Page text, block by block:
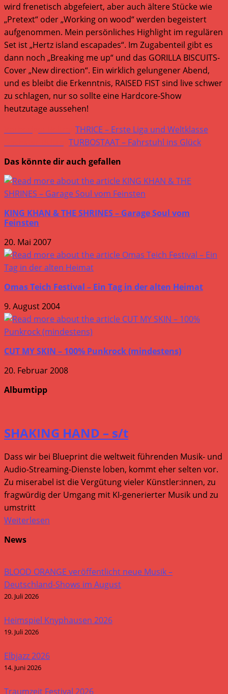
wird frenetisch abgefeiert, aber auch ältere Stücke wie
„Pretext“ oder „Working on wood“ werden begeistert
aufgenommen. Mein persönliches Highlight im regulären
Set ist „Hertz island escapades“. Im Zugabenteil gibt es
dann noch „Breaking me up“ und das GORILLA BISCUITS-
Cover „New direction“. Ein wirklich gelungener Abend,
und es bleibt die Erkenntnis, RAISED FIST sind live schwer
zu schlagen, nur so sollte eine Hardcore-Show
heutzutage aussehen!
Weitere
Artikel
ansehen
THRICE – Erste Liga und Weltklasse
TURBOSTAAT – Fahrstuhl ins Glück
Das könnte dir auch gefallen
KING KHAN & THE SHRINES – Garage Soul vom
Feinsten
20. Mai 2007
Omas Teich Festival – Ein Tag in der alten Heimat
9. August 2004
CUT MY SKIN – 100% Punkrock (mindestens)
20. Februar 2008
Albumtipp
SHAKING HAND – s/t
Dass wir bei Blueprint die weltweit führenden Musik- und
Audio-Streaming-Dienste loben, kommt eher selten vor.
Zu miserabel ist die Vergütung vieler Künstler:innen, zu
fragwürdig der Umgang mit KI-generierter Musik und zu
umstritt
Weiterlesen
News
BLOOD ORANGE veröffentlicht neue Musik –
Deutschland-Shows im August
20. Juli 2026
Heimspiel Knyphausen 2026
19. Juli 2026
Elbjazz 2026
14. Juni 2026
Traumzeit Festival 2026